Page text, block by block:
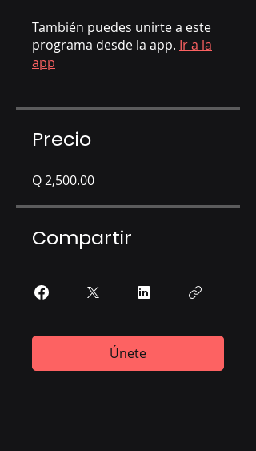
También puedes unirte a este
programa desde la app. Ir a la
app
Precio
Q 2,500.00
Compartir
Únete